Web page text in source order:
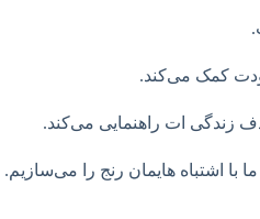
کمک می‌کند.
زندگی ات راهنمایی می‌کند.
با اشتباه هایمان رنج را